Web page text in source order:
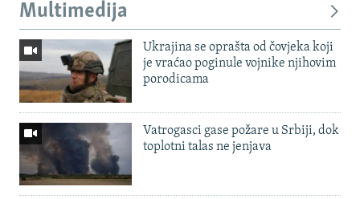
Multimedija
Ukrajina se oprašta od čovjeka koji
je vraćao poginule vojnike njihovim
porodicama
Vatrogasci gase požare u Srbiji, dok
toplotni talas ne jenjava